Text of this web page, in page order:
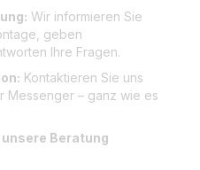
Wir informieren Sie
geben
Ihre Fragen.
Kontaktieren Sie uns
Messenger – ganz wie es
Beratung